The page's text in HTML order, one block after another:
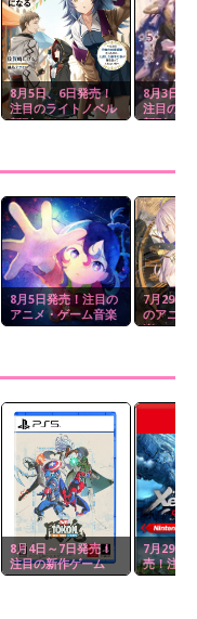
8月5日、6日発売！
注目のライトノベル
新刊
8月3日、
注目のラ
新刊
8月5日発売！注目の
アニメ・ゲーム音楽
7月29日
のアニメ
楽
8月4日～7日発売！
注目の新作ゲーム
7月29日
売！注目
ム